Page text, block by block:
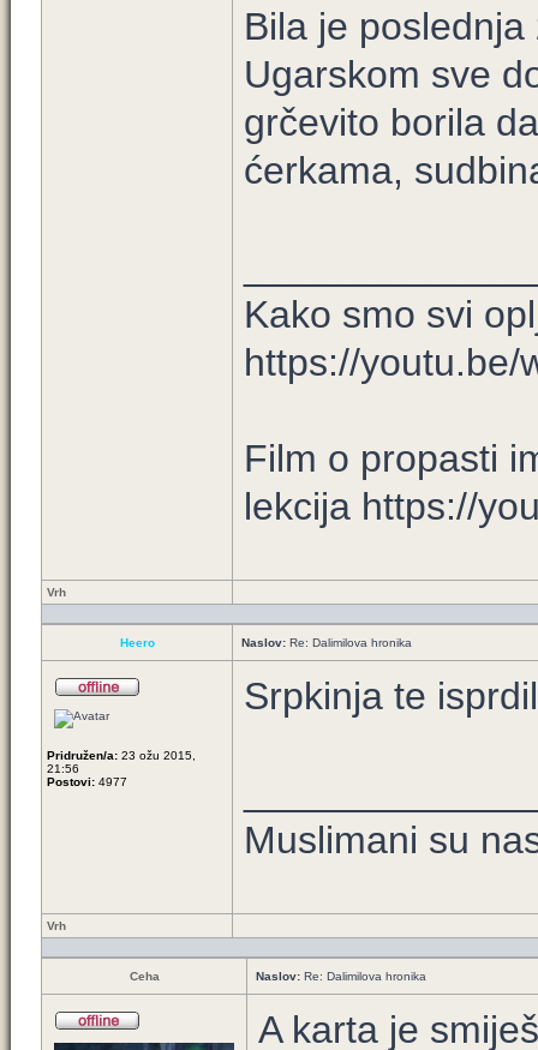
Bila je
Ugarskom sve
grčevito borila
ćerkama,
Kako smo svi
https://youtu.be/
Film o propasti
lekcija https://
Vrh
Heero Naslov: Re: Dalimilova hronika
Pridružen/a: 23 ožu 2015,
21:56
Postovi: 4977
Srpkinja te
Muslimani su
Vrh
Ceha Naslov: Re: Dalimilova hronika
A karta je